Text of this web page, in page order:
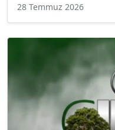
28 Temmuz 2026